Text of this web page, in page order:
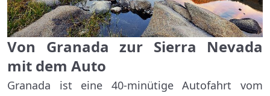
Von Granada zur Sierra Nevada
mit dem Auto
Granada ist eine 40-minütige Autofahrt vom